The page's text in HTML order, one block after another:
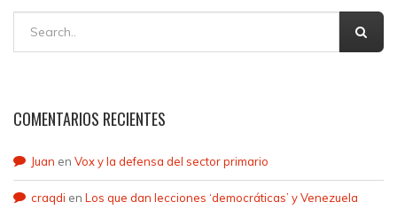
COMENTARIOS RECIENTES
Juan en Vox y la defensa del sector primario
craqdi en Los que dan lecciones ‘democráticas’ y Venezuela